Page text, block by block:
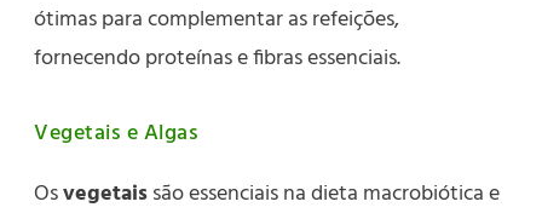
ótimas para complementar as refeições,
fornecendo proteínas e fibras essenciais.
Vegetais e Algas
Osvegetaissão essenciais na dieta macrobiótica e